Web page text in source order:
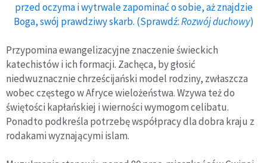
przed oczyma i wytrwale zapominać o sobie, aż znajdzie
Boga, swój prawdziwy skarb. (Sprawdź:Rozwój duchowy)
Przypomina ewangelizacyjne znaczenie świeckich
katechistów i ich formacji. Zachęca, by głosić
niedwuznacznie chrześcijański model rodziny, zwłaszcza
wobec częstego w Afryce wielożeństwa. Wzywa też do
świętości kapłańskiej i wierności wymogom celibatu.
Ponadto podkreśla potrzebę współpracy dla dobra kraju z
rodakami wyznającymi islam.